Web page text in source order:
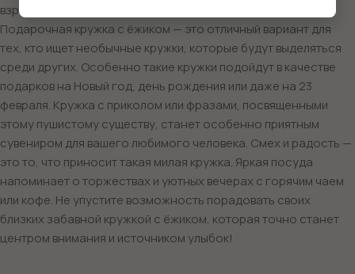
взрослых, напомнив о беззаботных моментах детства.
Подарочная кружка с ёжиком — это отличный вариант для
тех, кто ищет необычные кружки, которые будут выделяться
среди других. Особенно такие кружки подойдут в качестве
подарков на Новый год, день рождения или даже на 23
февраля. Кружка с приколом или фразами, посвященными
этому пушистому существу, станет особенно приятным
сувениром для вашего любимого человека. Смех и радость —
это то, что приносит такая милая кружка. Яркая посуда
напоминает о торжествах и уютных вечерах с горячим чаем
или кофе. Не упустите возможность порадовать своих
близких забавной кружкой с ёжиком, которая точно станет
центром внимания и источником улыбок!